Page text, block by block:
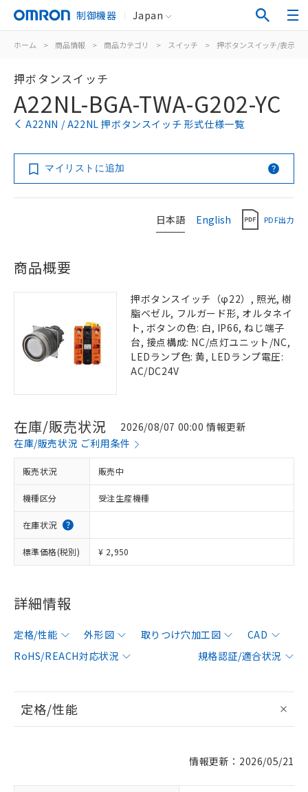
制御機器 Japan
ホーム > 商品情報 > 商品カテゴリ > スイッチ > 押ボタンスイッチ/表示灯
押ボタンスイッチ
A22NL-BGA-TWA-G202-YC
A22NN / A22NL 押ボタンスイッチ 形式仕様一覧
マイリストに追加
日本語 English PDF出力
商品概要
押ボタンスイッチ（φ22）, 照光, 樹
脂ベゼル, フルガード形, オルタネイ
ト, ボタンの色: 白, IP66, ねじ端子
台, 接点構成: NC/点灯ユニット/NC,
LEDランプ色: 黄, LEDランプ電圧:
AC/DC24V
在庫/販売状況
2026/08/07 00:00 情報更新
在庫/販売状況 ご利用条件
販売状況 販売中
機種区分 受注生産機種
在庫状況
標準価格(税別) ¥ 2,950
詳細情報
定格/性能 外形図 取りつけ穴加工図
CAD
RoHS/REACH対応状況
規格認証/適合状況
定格/性能
情報更新：2026/05/21